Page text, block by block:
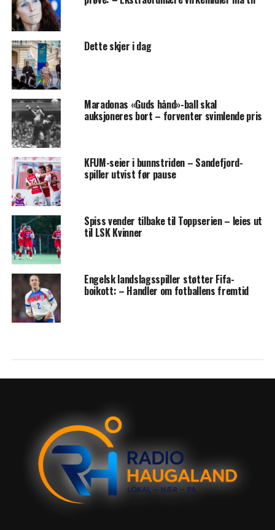
Dette skjer i dag
Maradonas «Guds hånd»-ball skal
auksjoneres bort – forventer svimlende pris
KFUM-seier i bunnstriden – Sandefjord-
spiller utvist før pause
Spiss vender tilbake til Toppserien – leies ut
til LSK Kvinner
Engelsk landslagsspiller støtter Fifa-
boikott: – Handler om fotballens fremtid